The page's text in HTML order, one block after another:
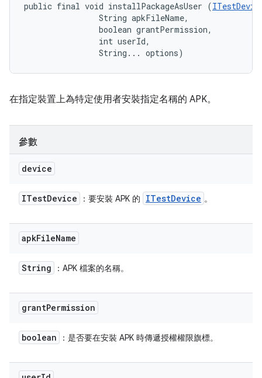
public final void installPackageAsUser (
                String apkFileName,
                boolean grantPermission,
                int userId,
                String... options)
在指定裝置上為特定使用者安裝指定名稱的 APK。
參數
device
ITestDevice ：要安裝 APK 的 ITestDevice 。
apkFileName
String ：APK 檔案的名稱。
grantPermission
boolean ：是否要在安裝 APK 時傳遞授權權限旗標。